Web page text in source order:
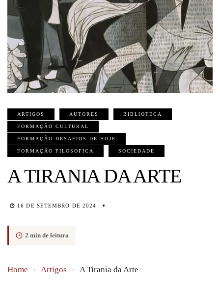
ARTIGOS AUTORES BIBLIOTECA
FORMAÇÃO CULTURAL
FORMAÇÃO DESAFIOS DE HOJE
FORMAÇÃO FILOSÓFICA SOCIEDADE
A TIRANIA DA ARTE
16 DE SETEMBRO DE 2024
2 min de leitura
Home › Artigos › A Tirania da Arte